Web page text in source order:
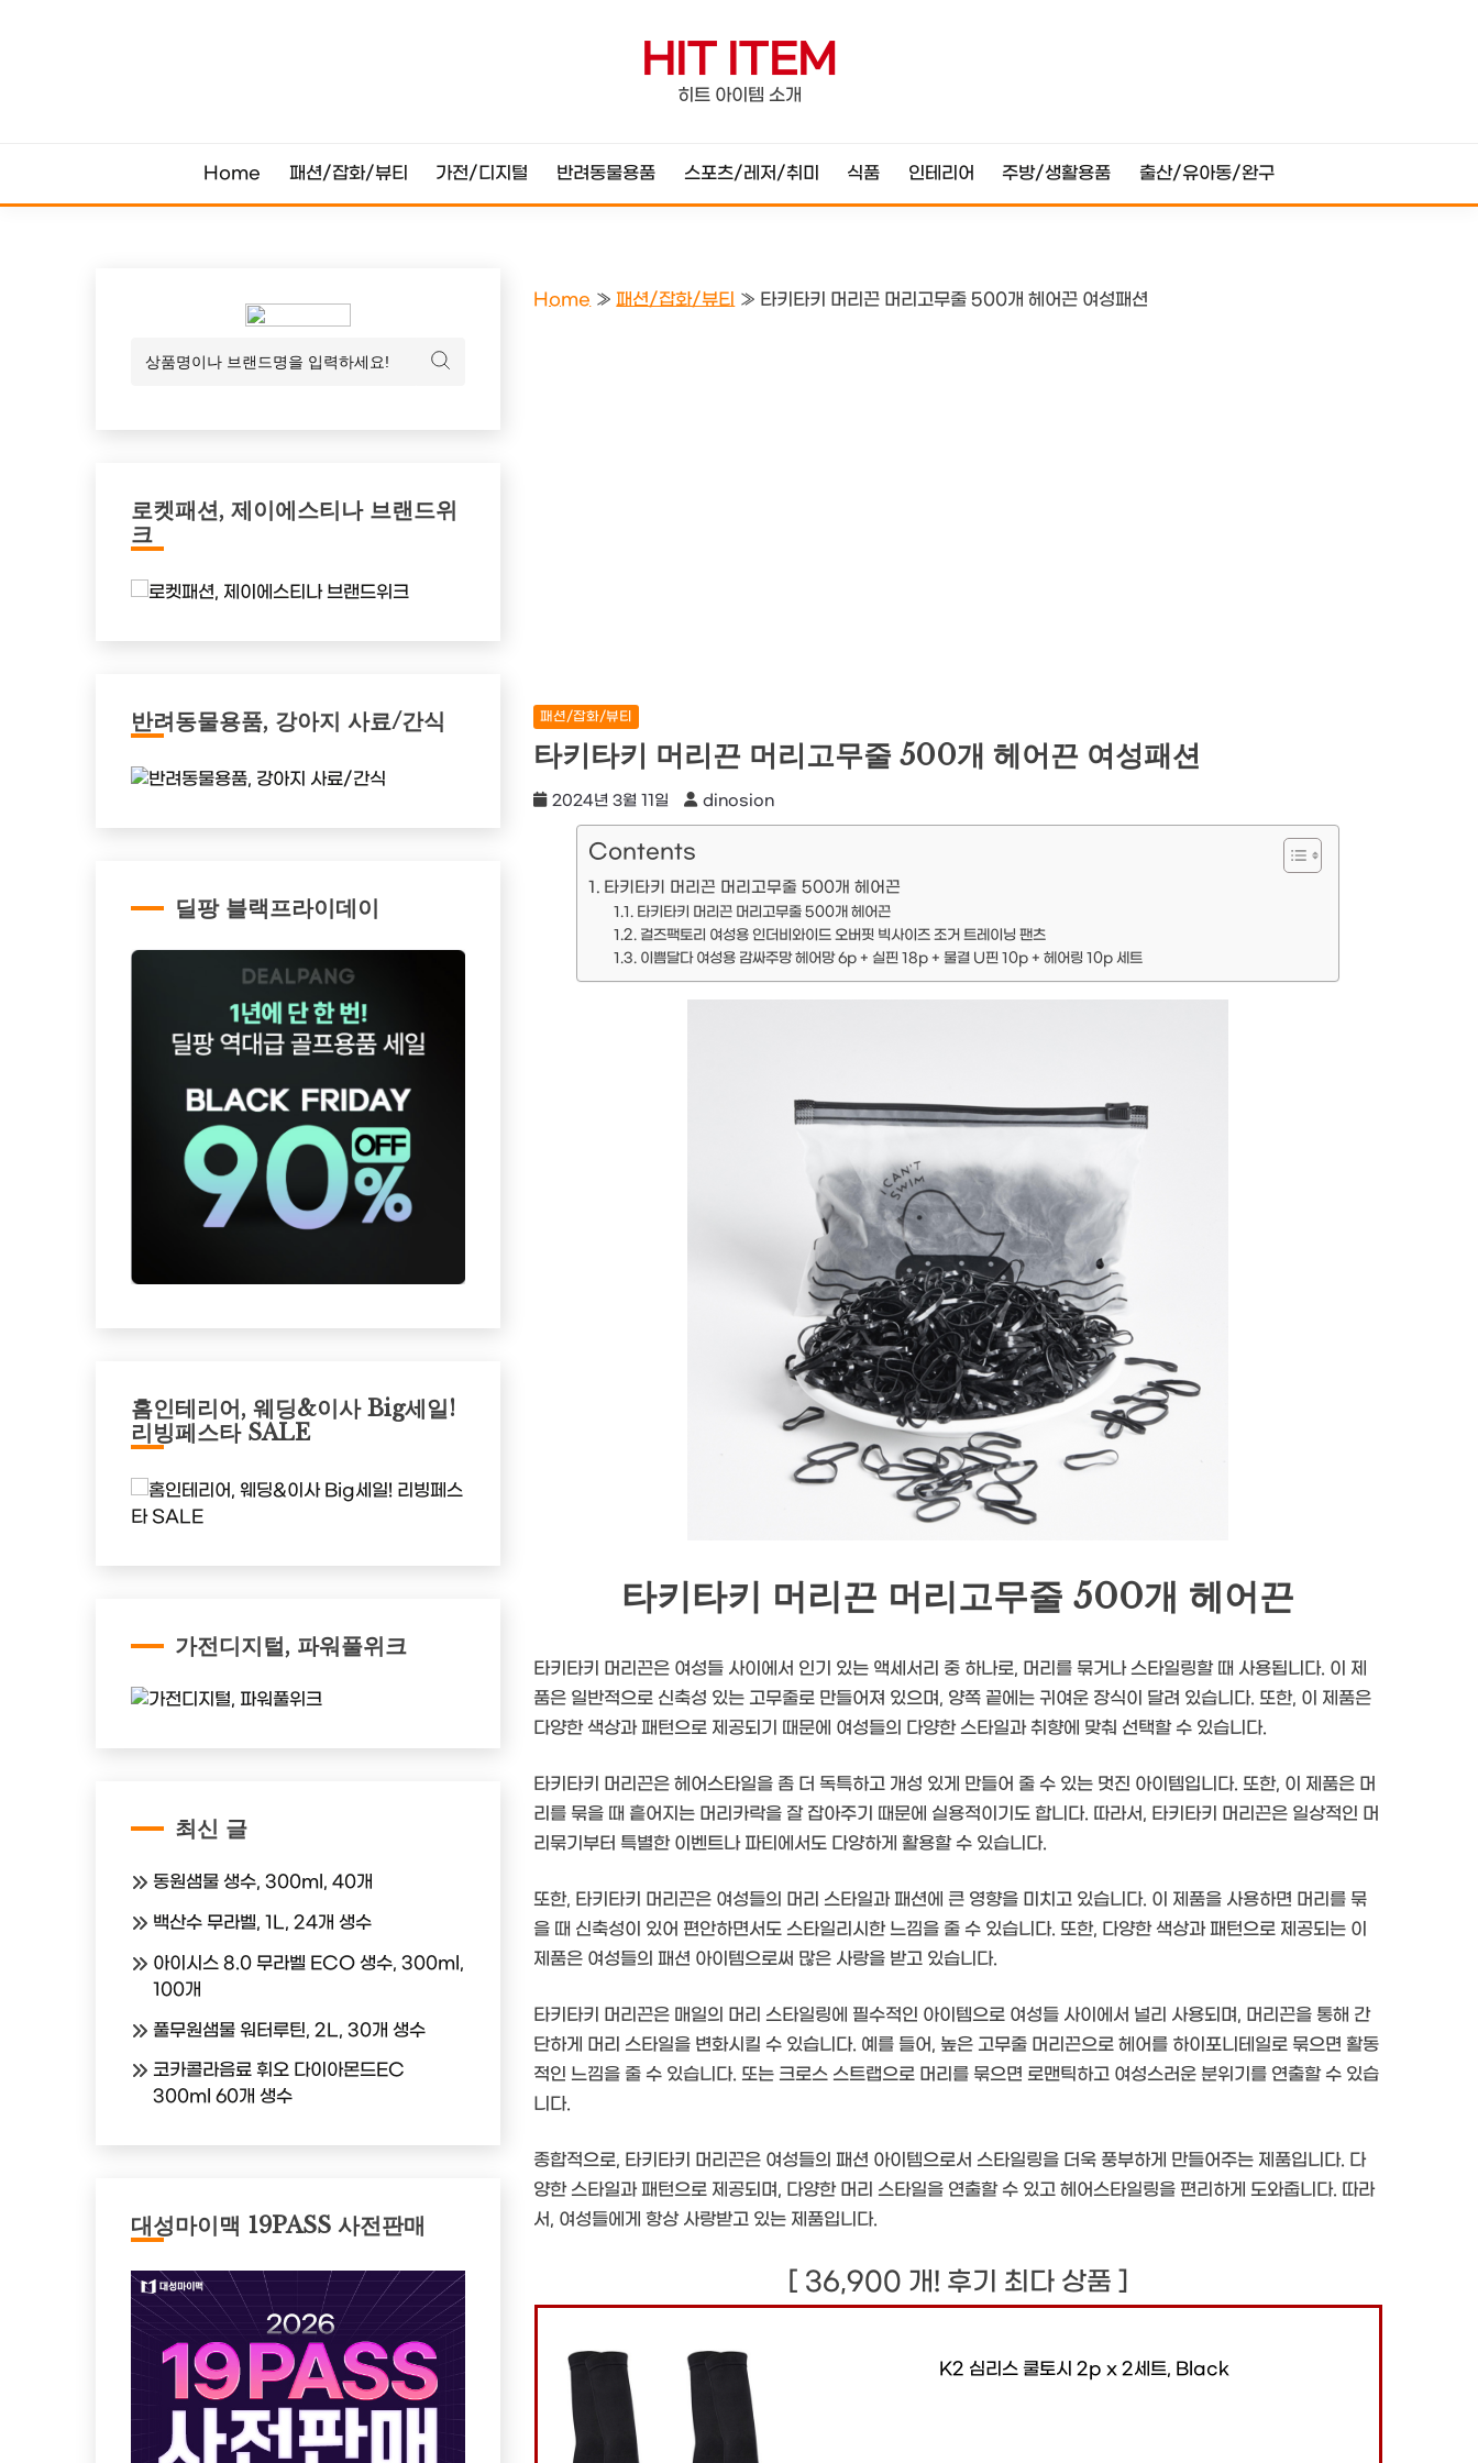
HIT ITEM
히트 아이템 소개
Home 패션/잡화/뷰티 가전/디지털 반려동물용품 스포츠/레저/취미 식품 인테리어 주방/생활용품 출산/유아동/완구
Home »패션/잡화/뷰티 » 타키타키 머리끈 머리고무줄 500개 헤어끈 여성패션
패션/잡화/뷰티
타키타키 머리끈 머리고무줄 500개 헤어끈 여성패션
2024년 3월 11일 dinosion
Contents
타키타키 머리끈 머리고무줄 500개 헤어끈
타키타키 머리끈 머리고무줄 500개 헤어끈
걸즈팩토리 여성용 인더비와이드 오버핏 빅사이즈 조거 트레이닝 팬츠
이쁨달다 여성용 감싸주망 헤어망 6p + 실핀 18p + 물결 U핀 10p + 헤어링 10p 세트
타키타키 머리끈 머리고무줄 500개 헤어끈
타키타키 머리끈은 여성들 사이에서 인기 있는 액세서리 중 하나로, 머리를 묶거나 스타일링할 때 사용됩니다. 이 제
품은 일반적으로 신축성 있는 고무줄로 만들어져 있으며, 양쪽 끝에는 귀여운 장식이 달려 있습니다. 또한, 이 제품은
다양한 색상과 패턴으로 제공되기 때문에 여성들의 다양한 스타일과 취향에 맞춰 선택할 수 있습니다.
타키타키 머리끈은 헤어스타일을 좀 더 독특하고 개성 있게 만들어 줄 수 있는 멋진 아이템입니다. 또한, 이 제품은 머
리를 묶을 때 흩어지는 머리카락을 잘 잡아주기 때문에 실용적이기도 합니다. 따라서, 타키타키 머리끈은 일상적인 머
리묶기부터 특별한 이벤트나 파티에서도 다양하게 활용할 수 있습니다.
또한, 타키타키 머리끈은 여성들의 머리 스타일과 패션에 큰 영향을 미치고 있습니다. 이 제품을 사용하면 머리를 묶
을 때 신축성이 있어 편안하면서도 스타일리시한 느낌을 줄 수 있습니다. 또한, 다양한 색상과 패턴으로 제공되는 이
제품은 여성들의 패션 아이템으로써 많은 사랑을 받고 있습니다.
타키타키 머리끈은 매일의 머리 스타일링에 필수적인 아이템으로 여성들 사이에서 널리 사용되며, 머리끈을 통해 간
단하게 머리 스타일을 변화시킬 수 있습니다. 예를 들어, 높은 고무줄 머리끈으로 헤어를 하이포니테일로 묶으면 활동
적인 느낌을 줄 수 있습니다. 또는 크로스 스트랩으로 머리를 묶으면 로맨틱하고 여성스러운 분위기를 연출할 수 있습
니다.
종합적으로, 타키타키 머리끈은 여성들의 패션 아이템으로서 스타일링을 더욱 풍부하게 만들어주는 제품입니다. 다
양한 스타일과 패턴으로 제공되며, 다양한 머리 스타일을 연출할 수 있고 헤어스타일링을 편리하게 도와줍니다. 따라
서, 여성들에게 항상 사랑받고 있는 제품입니다.
[ 36,900 개! 후기 최다 상품 ]
K2 심리스 쿨토시 2p x 2세트, Black
로켓패션, 제이에스티나 브랜드위
크
반려동물용품, 강아지 사료/간식
딜팡 블랙프라이데이
홈인테리어, 웨딩&이사 Big세일!
리빙페스타 SALE
가전디지털, 파워풀위크
최신 글
동원샘물 생수, 300ml, 40개
백산수 무라벨, 1L, 24개 생수
아이시스 8.0 무라벨 ECO 생수, 300ml,
100개
풀무원샘물 워터루틴, 2L, 30개 생수
코카콜라음료 휘오 다이아몬드EC
300ml 60개 생수
대성마이맥 19PASS 사전판매